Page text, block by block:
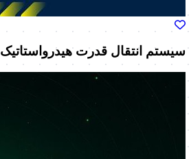
سیستم انتقال قدرت هیدرواستاتیک